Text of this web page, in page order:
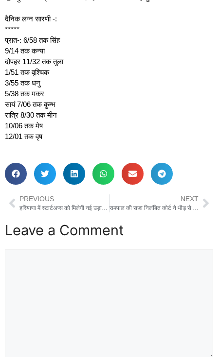
दैनिक लग्न सारणी -:
*****
प्रात-: 6/58 तक सिंह
9/14 तक कन्या
दोपहर 11/32 तक तुला
1/51 तक वृश्चिक
3/55 तक धनु
5/38 तक मकर
सायं 7/06 तक कुम्भ
रात्रि 8/30 तक मीन
10/06 तक मेष
12/01 तक वृष
PREVIOUS NEXT
Leave a Comment